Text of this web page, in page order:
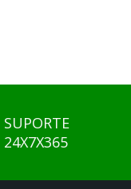
SUPORTE
24X7X365